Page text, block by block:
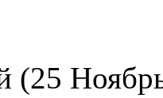
(25